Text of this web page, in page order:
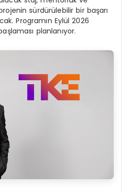
sürdürülebilir bir başarı
Programın Eylül 2026
planlanıyor.